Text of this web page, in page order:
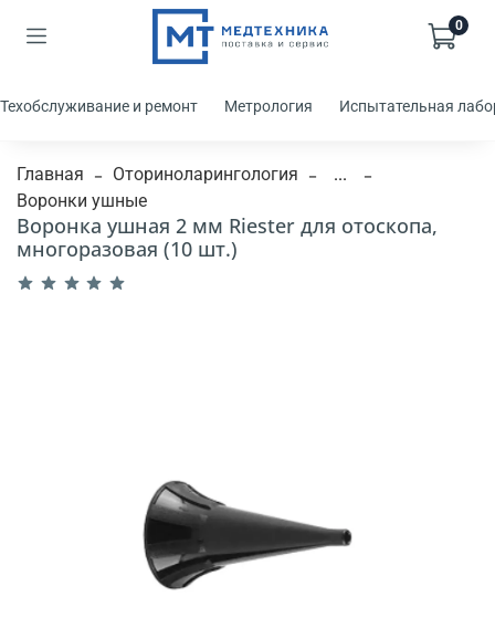
0
Техобслуживание и ремонт Метрология Испытательная
Главная Оториноларингология
...
Воронки ушные
Воронка ушная 2 мм Riester для отоскопа,
многоразовая (10 шт.)